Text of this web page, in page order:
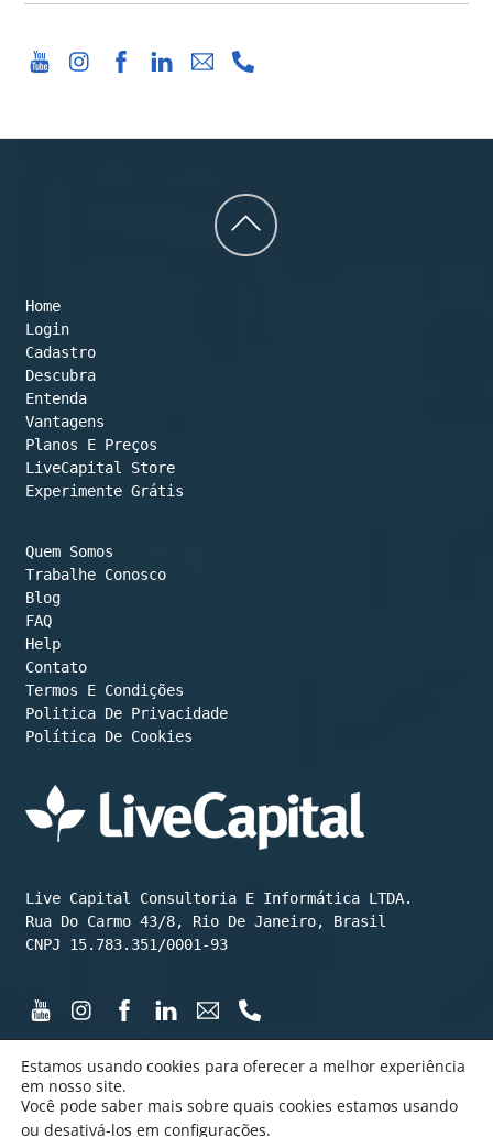
Back
Home
Login
Cadastro
Descubra
Entenda
Vantagens
Planos E Preços
LiveCapital Store
Experimente Grátis
Quem Somos
Trabalhe Conosco
Blog
FAQ
Help
Contato
Termos E Condições
Política De Cookies
Live Capital Consultoria E Informática LTDA.
Rua Do Carmo 43/8, Rio De Janeiro, Brasil
CNPJ 15.783.351/0001-93
©️ LiveCapital 2015 até hoje
Estamos usando cookies para oferecer a melhor experiência
em nosso site.
Você pode saber mais sobre quais cookies estamos usando
ou desativá-los em configurações.